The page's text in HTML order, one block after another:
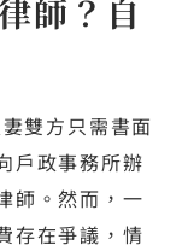
師？自
雙方只需書面
戶政事務所辦
師。然而，一
存在爭議，情